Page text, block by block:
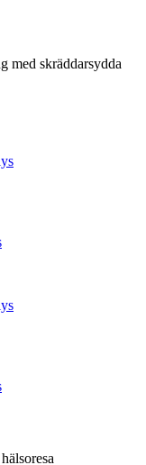
med skräddarsydda